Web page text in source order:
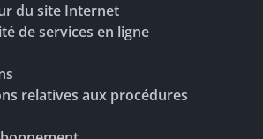
du site Internet
de services en ligne
relatives aux procédures